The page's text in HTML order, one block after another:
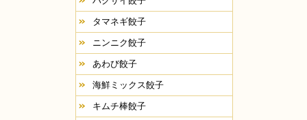
タマネギ餃子
ニンニク餃子
あわび餃子
海鮮ミックス餃子
キムチ棒餃子